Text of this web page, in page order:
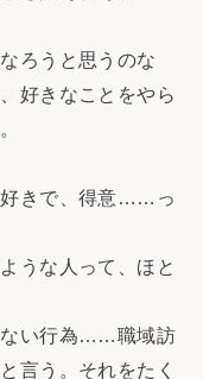
ろうと思うのな
好きなことをやら
きで、得意……っ
うな人って、ほと
ない行為……職域訪
言う。それをたく